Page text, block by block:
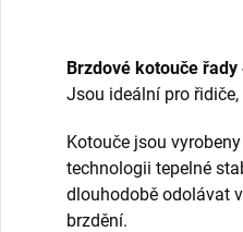
Brzdové kotouče řady
Jsou ideální pro
Kotouče jsou
technologii tepelné
dlouhodobě odolávat
brzdění.